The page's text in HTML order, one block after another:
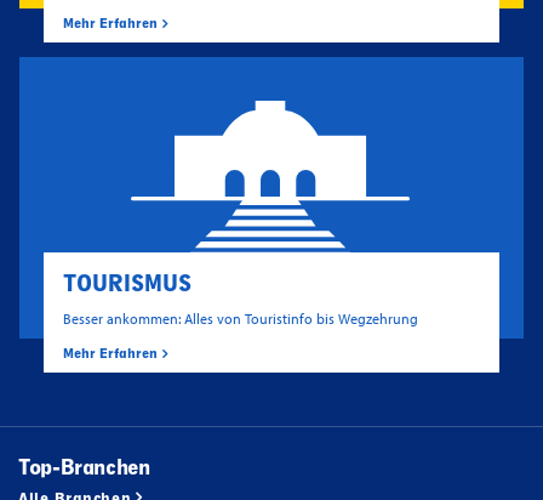
Mehr Erfahren
TOURISMUS
Besser ankommen: Alles von Touristinfo bis Wegzehrung
Mehr Erfahren
Top-Branchen